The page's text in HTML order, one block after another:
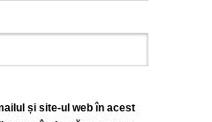
și site-ul web în acest